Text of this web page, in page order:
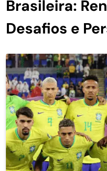
Brasileira:
Desafios e